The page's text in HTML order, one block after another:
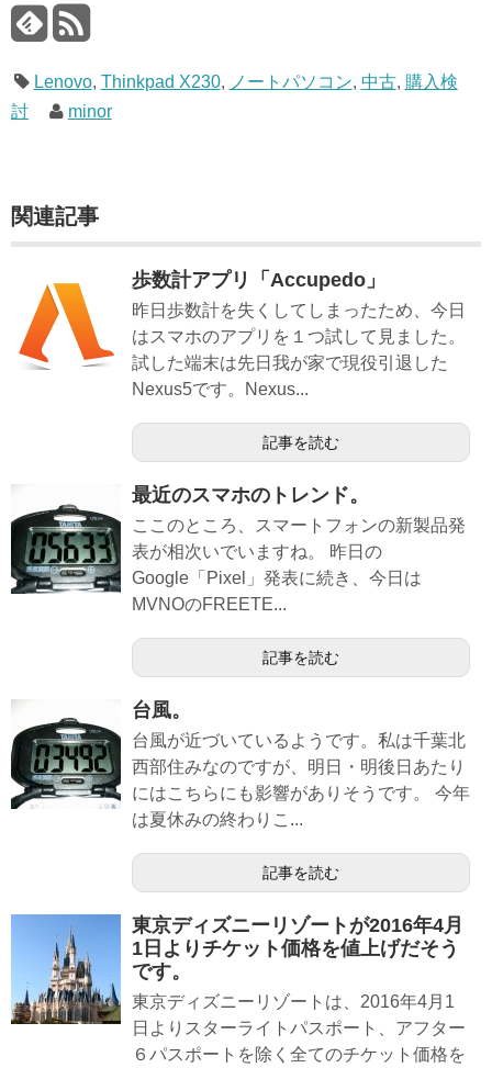
Lenovo, Thinkpad X230, ノートパソコン, 中古, 購入検
討
minor
関連記事
歩数計アプリ「Accupedo」
昨日歩数計を失くしてしまったため、今日
はスマホのアプリを１つ試して見ました。
試した端末は先日我が家で現役引退した
Nexus5です。Nexus...
記事を読む
最近のスマホのトレンド。
ここのところ、スマートフォンの新製品発
表が相次いでいますね。 昨日の
Google「Pixel」発表に続き、今日は
MVNOのFREETE...
記事を読む
台風。
台風が近づいているようです。私は千葉北
西部住みなのですが、明日・明後日あたり
にはこちらにも影響がありそうです。 今年
は夏休みの終わりこ...
記事を読む
東京ディズニーリゾートが2016年4月
1日よりチケット価格を値上げだそう
です。
東京ディズニーリゾートは、2016年4月1
日よりスターライトパスポート、アフター
６パスポートを除く全てのチケット価格を